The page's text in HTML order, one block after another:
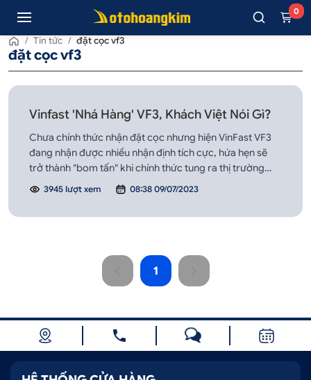
0
/ Tin tức / đặt cọc vf3
đặt cọc vf3
Vinfast 'Nhá Hàng' VF3, Khách Việt Nói Gì?
Chưa chính thức nhận đặt cọc nhưng hiện VinFast VF3
đang nhận được nhiều nhận định tích cực, hứa hẹn sẽ
trở thành "bom tấn" khi chính thức tung ra thị trường
Việt Nam.
3945 lượt xem 08:38 09/07/2023
1